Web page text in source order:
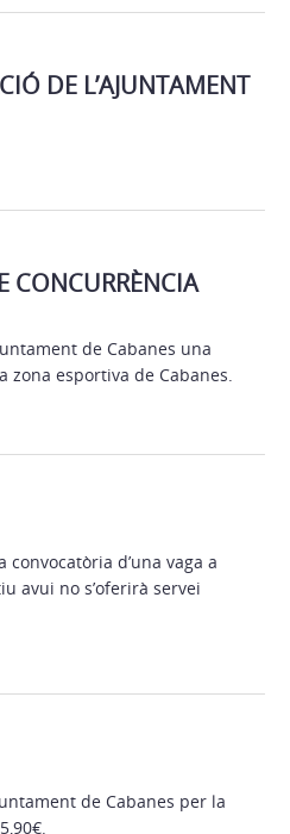
DE L’AJUNTAMENT
CONCURRÈNCIA
de Cabanes una
zona esportiva de Cabanes.
d’una vaga a
avui no s’oferirà servei
de Cabanes per la